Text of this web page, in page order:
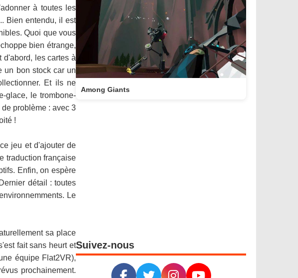
à toutes les
Bien entendu, il est
Quoi que vous
bien étrange,
d'abord, les cartes à
un bon stock car un
Et ils ne
glace, le trombone-
problème : avec 3
!
jeu et d'ajouter de
traduction française
Enfin, on espère
détail : toutes
Le
sa place
fait sans heurt et
équipe Flat2VR),
prochainement.
Among Giants
Suivez-nous